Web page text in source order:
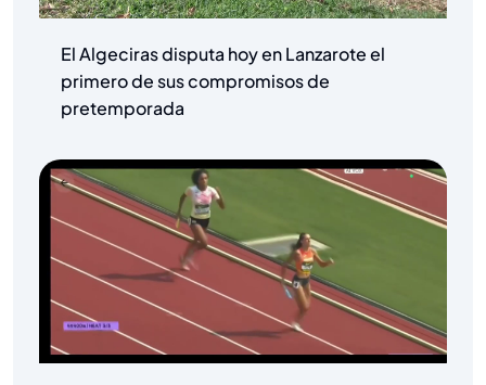
El Algeciras disputa hoy en Lanzarote el
primero de sus compromisos de
pretemporada